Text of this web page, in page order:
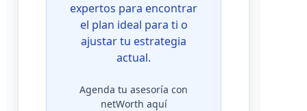
expertos para encontrar
el plan ideal para ti o
ajustar tu estrategia
actual.
Agenda tu asesoría con
netWorth aquí